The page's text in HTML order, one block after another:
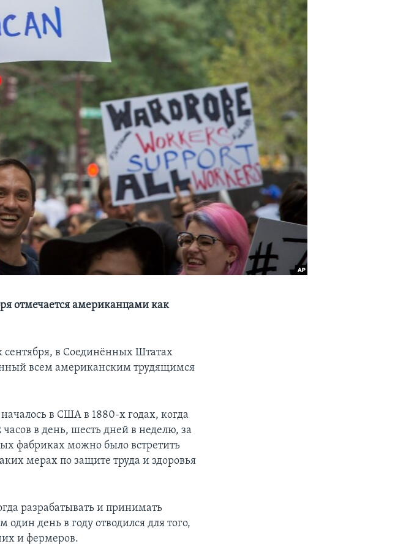
отмечается американцами как
сентября, в Cоединённых Штатах
всем американским трудящимся
в США в 1880-х годах, когда
в день, шесть дней в неделю, за
фабриках можно было встретить
мерах по защите труда и здоровья
разрабатывать и принимать
один день в году отводился для того,
и фермеров.